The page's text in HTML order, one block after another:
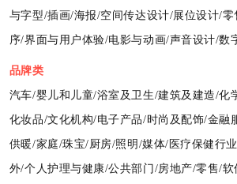
与字型/插画/海报/空间传达设计/展位设计/
序/界面与用户体验/电影与动画/声音设计/数
品牌类
汽车/婴儿和儿童/浴室及卫生/建筑及建造/化
化妆品/文化机构/电子产品/时尚及配饰/金融
供暖/家庭/珠宝/厨房/照明/媒体/医疗保健行
外/个人护理与健康/公共部门/房地产/零售/